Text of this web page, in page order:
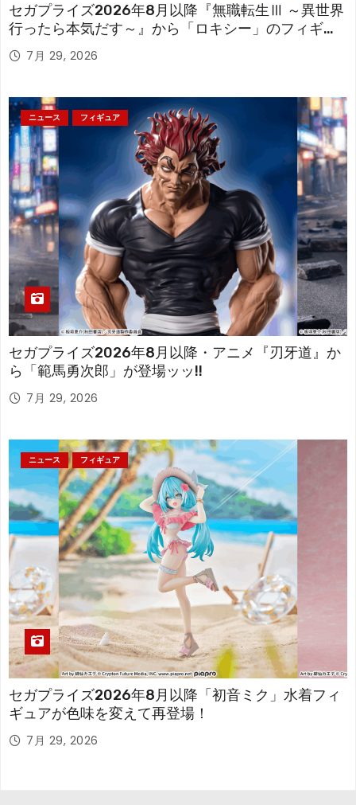
セガプライズ2026年8月以降『無職転生Ⅲ ～異世界
行ったら本気だす～』から「ロキシー」のフィギュ
アが登場！
7月 29, 2026
ニュース フィギュア
セガプライズ2026年8月以降・アニメ『刃牙道』か
ら「範馬勇次郎」が登場ッッ!!
7月 29, 2026
ニュース フィギュア
セガプライズ2026年8月以降「初音ミク」水着フィ
ギュアが色味を変えて再登場！
7月 29, 2026